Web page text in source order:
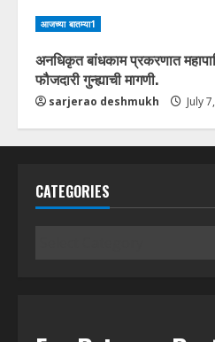
आजच्या बातम्या1
अनधिकृत बांधकाम प्रकरणात
फौजदारी गुन्ह्याची मागणी.
sarjerao deshmukh July
CATEGORIES